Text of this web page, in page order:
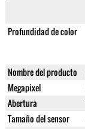
Profundidad de color
Nombre del producto
Megapixel
Abertura
Tamaño del sensor